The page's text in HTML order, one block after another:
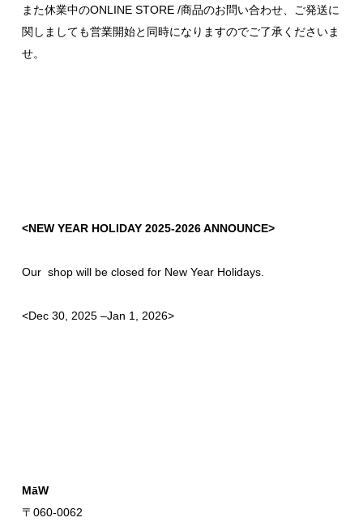
また休業中のONLINE STORE /商品のお問い合わせ、ご発送に
関しましても営業開始と同時になりますのでご了承くださいま
せ。
<NEW YEAR HOLIDAY 2025-2026 ANNOUNCE>
Our shop will be closed for New Year Holidays.
<Dec 30, 2025 –Jan 1, 2026>
MāW
〒060-0062